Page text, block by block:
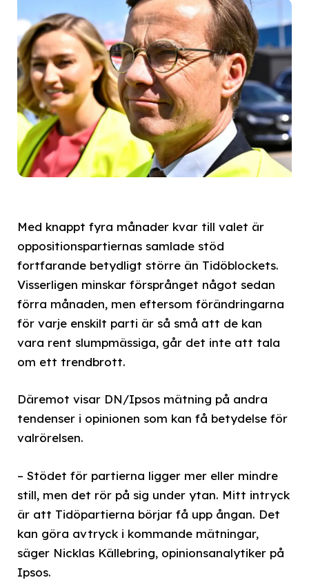
Med knappt fyra månader kvar till valet är
oppositionspartiernas samlade stöd
fortfarande betydligt större än Tidöblockets.
Visserligen minskar försprånget något sedan
förra månaden, men eftersom förändringarna
för varje enskilt parti är så små att de kan
vara rent slumpmässiga, går det inte att tala
om ett trendbrott.
Däremot visar DN/Ipsos mätning på andra
tendenser i opinionen som kan få betydelse för
valrörelsen.
– Stödet för partierna ligger mer eller mindre
still, men det rör på sig under ytan. Mitt intryck
är att Tidöpartierna börjar få upp ångan. Det
kan göra avtryck i kommande mätningar,
säger Nicklas Källebring, opinionsanalytiker på
Ipsos.